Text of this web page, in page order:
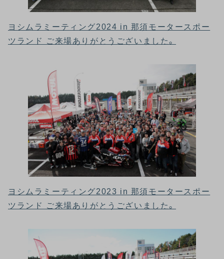
ヨシムラミーティング2024 in 那須モータースポー
ツランド ご来場ありがとうございました。
ヨシムラミーティング2023 in 那須モータースポー
ツランド ご来場ありがとうございました。